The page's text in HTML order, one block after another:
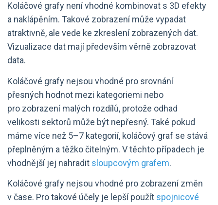
Koláčové grafy není vhodné kombinovat s 3D efekty
a naklápěním. Takové zobrazení může vypadat
atraktivně, ale vede ke zkreslení zobrazených dat.
Vizualizace dat mají především věrně zobrazovat
data.
Koláčové grafy nejsou vhodné pro srovnání
přesných hodnot mezi kategoriemi nebo
pro zobrazení malých rozdílů, protože odhad
velikosti sektorů může být nepřesný. Také pokud
máme více než 5–7 kategorií, koláčový graf se stává
přeplněným a těžko čitelným. V těchto případech je
vhodnější jej nahradit sloupcovým grafem.
Koláčové grafy nejsou vhodné pro zobrazení změn
v čase. Pro takové účely je lepší použít spojnicové